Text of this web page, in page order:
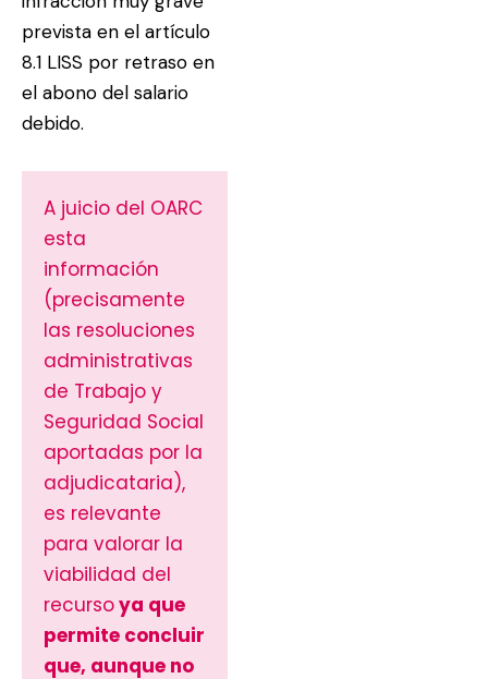
prevista en el artículo
8.1 LISS por retraso en
el abono del salario
debido.
A juicio del OARC
esta
información
(precisamente
las resoluciones
administrativas
de Trabajo y
Seguridad Social
aportadas por la
adjudicataria),
es relevante
para valorar la
viabilidad del
recursoya que
permite concluir
que, aunque no